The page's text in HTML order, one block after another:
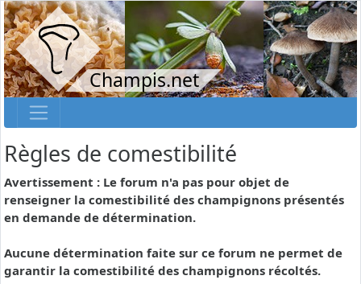
Champis.net
Règles de comestibilité
Avertissement : Le forum n'a pas pour objet de
renseigner la comestibilité des champignons présentés
en demande de détermination.
Aucune détermination faite sur ce forum ne permet de
garantir la comestibilité des champignons récoltés.